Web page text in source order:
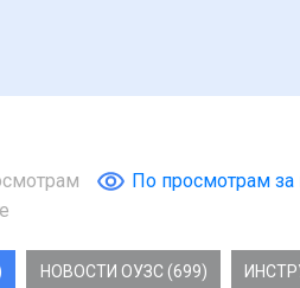
По просмотрам за
НОВОСТИ ОУЗС (699)